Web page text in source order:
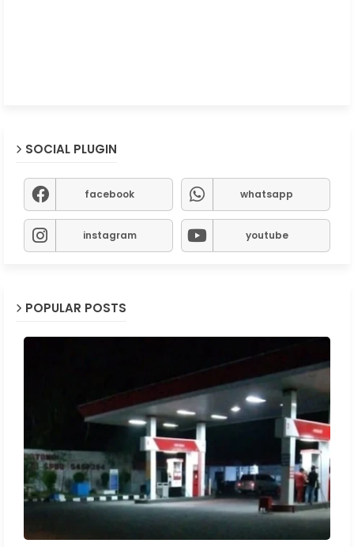
SOCIAL PLUGIN
facebook whatsapp
instagram youtube
POPULAR POSTS